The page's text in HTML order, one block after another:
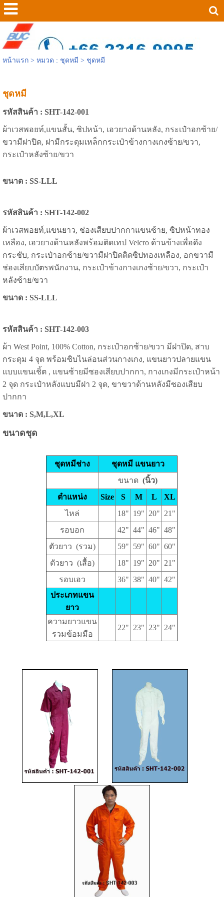
หน้าแรก> หมวด : ชุดหมี > ชุดหมี
ชุดหมี
รหัสสินค้า : SHT-142-001
ผ้าเวสพอยท์,แขนสั้น, ซิปหน้า, เอวยางด้านหลัง, กระเป๋าอกซ้าย/
ขวามีฝาปิด, ฝามีกระดุมเหล็กกระเป๋าข้างกางเกงซ้าย/ขวา,
กระเป๋าหลังซ้าย/ขวา
ขนาด : SS-LLL
รหัสสินค้า : SHT-142-002
ผ้าเวสพอยท์,แขนยาว, ช่องเสียบปากกาแขนซ้าย, ซิปหน้าทอง
เหลือง, เอวยางด้านหลังพร้อมติดเทป Velcro ด้านข้างเพื่อดึง
กระชับ, กระเป๋าอกซ้าย/ขวามีฝาปิดติดซิปทองเหลือง, อกขวามี
ช่องเสียบบัตรพนักงาน, กระเป๋าข้างกางเกงซ้าย/ขวา, กระเป๋า
หลังซ้าย/ขวา
ขนาด : SS-LLL
รหัสสินค้า : SHT-142-003
ผ้า West Point, 100% Cotton, กระเป๋าอกซ้าย/ขวา มีฝาปิด, สาบ
กระดุม 4 จุด พร้อมซิบไนล่อนส่วนกางเกง, แขนยาวปลายแขน
แบบแขนเชิ้ต , แขนซ้ายมีซองเสียบปากกา, กางเกงมีกระเป๋าหน้า
2 จุด กระเป๋าหลังแบบมีฝา 2 จุด, ขาขวาด้านหลังมีซองเสียบ
ปากกา
ขนาด : S,M,L,XL
ขนาดชุด
ชุดหมีช่าง
ชุดหมี แขนยาว
ขนาด(นิ้ว)
ตำแหน่ง
Size S M L
XL
ไหล่
18" 19" 20" 21"
รอบอก
42" 44" 46" 48"
ตัวยาว (รวม)
59" 59" 60" 60"
ตัวยาว (เสื้อ)
18" 19" 20" 21"
รอบเอว
36" 38" 40" 42"
ประเภทแขน
ยาว
ความยาวแขน
รวมข้อมมือ
22" 23" 23" 24"